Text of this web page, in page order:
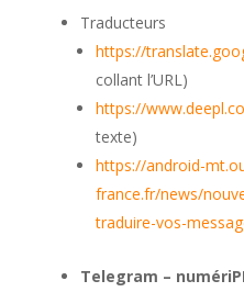
Traducteurs
https://
collant l’URL)
https://
texte)
https://android-
france.fr/news/
traduire-vos-
Telegram –